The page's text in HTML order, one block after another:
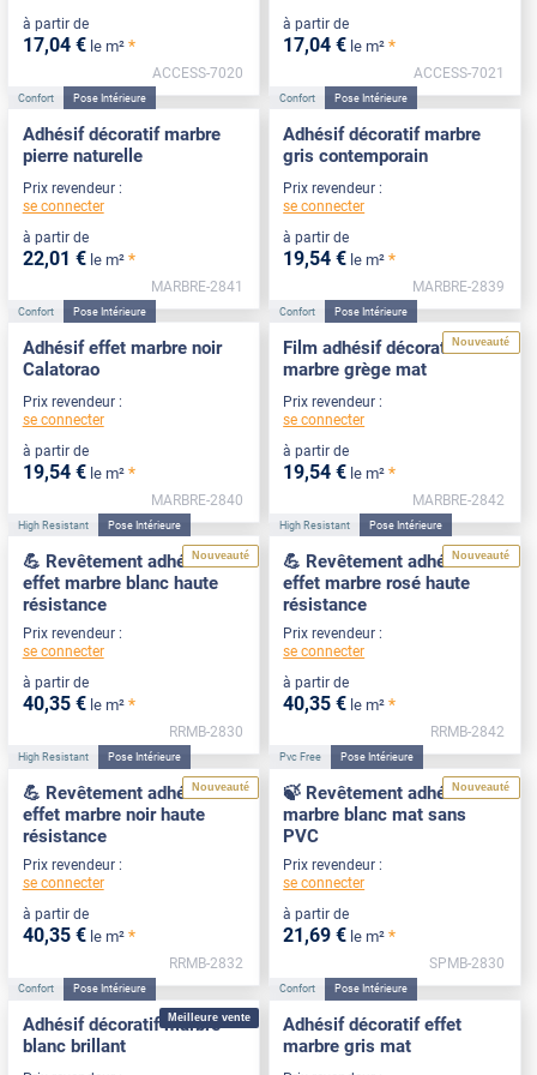
à partir de
17,04 € le m² *
ACCESS-7020
à partir de
17,04 € le m² *
ACCESS-7021
Confort Pose Intérieure
Adhésif décoratif marbre
pierre naturelle
Prix revendeur :
se connecter
à partir de
22,01 € le m² *
MARBRE-2841
Confort Pose Intérieure
Adhésif décoratif marbre
gris contemporain
Prix revendeur :
se connecter
à partir de
19,54 € le m² *
MARBRE-2839
Confort Pose Intérieure
Adhésif effet marbre noir
Calatorao
Prix revendeur :
se connecter
à partir de
19,54 € le m² *
MARBRE-2840
Nouveauté
Confort Pose Intérieure
Film adhésif décoratif effet
marbre grège mat
Prix revendeur :
se connecter
à partir de
19,54 € le m² *
MARBRE-2842
Nouveauté
High Resistant Pose Intérieure
💪 Revêtement adhésif
effet marbre blanc haute
résistance
Prix revendeur :
se connecter
à partir de
40,35 € le m² *
RRMB-2830
Nouveauté
High Resistant Pose Intérieure
💪 Revêtement adhésif
effet marbre rosé haute
résistance
Prix revendeur :
se connecter
à partir de
40,35 € le m² *
RRMB-2842
Nouveauté
High Resistant Pose Intérieure
💪 Revêtement adhésif
effet marbre noir haute
résistance
Prix revendeur :
se connecter
à partir de
40,35 € le m² *
RRMB-2832
Nouveauté
Pvc Free Pose Intérieure
🍃 Revêtement adhésif
marbre blanc mat sans
PVC
Prix revendeur :
se connecter
à partir de
21 ,69 € le m² *
SPMB-2830
Meilleure vente
Confort Pose Intérieure
Adhésif décoratif marbre
blanc brillant
Confort Pose Intérieure
Adhésif décoratif effet
marbre gris mat